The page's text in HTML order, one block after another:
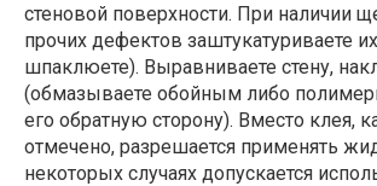
стеновой поверхности. При наличии
прочих дефектов заштукатуриваете
шпаклюете). Выравниваете стену,
(обмазываете обойным либо
его обратную сторону). Вместо клея,
отмечено, разрешается применять
некоторых случаях допускается